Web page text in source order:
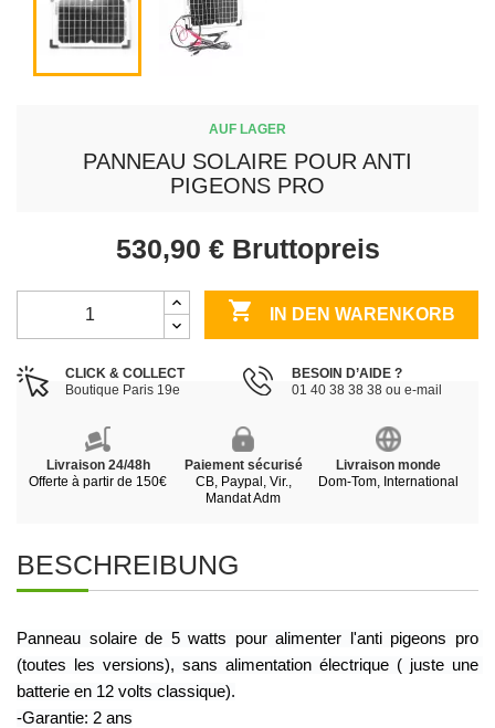
AUF LAGER
PANNEAU SOLAIRE POUR ANTI
PIGEONS PRO
530,90 € Bruttopreis
 IN DEN WARENKORB
CLICK & COLLECT
Boutique Paris 19e
BESOIN D’AIDE ?
01 40 38 38 38 ou e-mail
Livraison 24/48h
Offerte à partir de 150€
Paiement sécurisé
CB, Paypal, Vir.,
Mandat Adm
Livraison monde
Dom-Tom, International
BESCHREIBUNG
Panneau solaire de 5 watts pour alimenter l 'anti pigeons pro
(toutes les versions), sans alimentation électrique ( juste une
batterie en 12 volts classique).
-Garantie: 2 ans